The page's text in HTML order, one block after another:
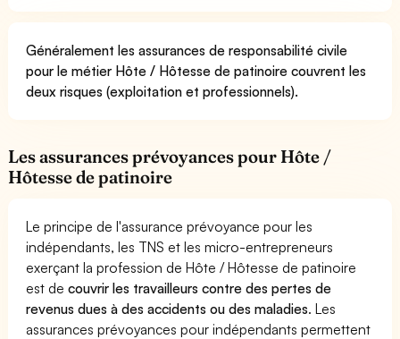
Généralement les assurances de responsabilité civile
pour le métier Hôte / Hôtesse de patinoire couvrent les
deux risques (exploitation et professionnels).
Les assurances prévoyances pour Hôte /
Hôtesse de patinoire
Le principe de l'assurance prévoyance pour les
indépendants, les TNS et les micro-entrepreneurs
exerçant la profession de Hôte / Hôtesse de patinoire
est decouvrir les travailleurs contre des pertes de
revenus dues à des accidents ou des maladies. Les
assurances prévoyances pour indépendants permettent